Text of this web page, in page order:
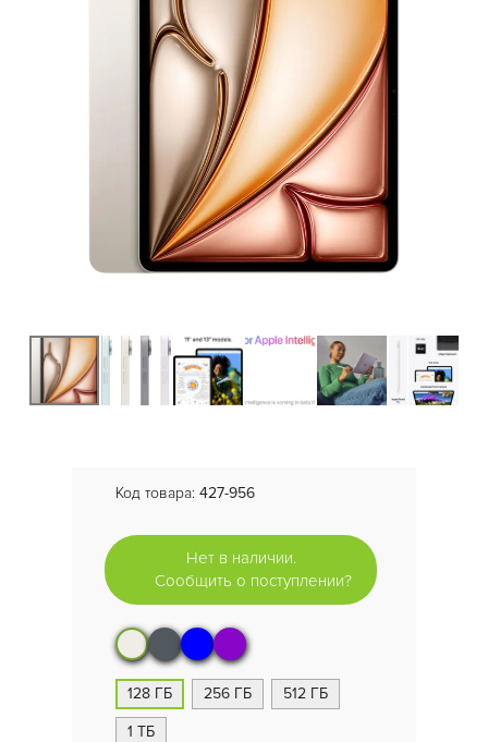
Код товара: 427-956
Нет в наличии.
Сообщить о поступлении?
128 ГБ 256 ГБ 512 ГБ
1 ТБ